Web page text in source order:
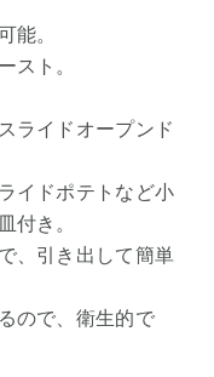
能。
スト。
ライドオープンド
イドポテトなど小
付き。
、引き出して簡単
ので、衛生的で